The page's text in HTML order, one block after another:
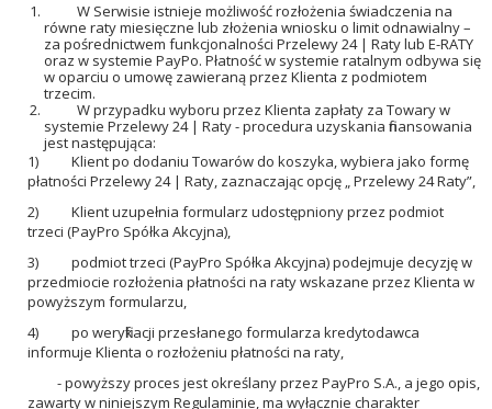
W Serwisie istnieje możliwość rozłożenia świadczenia na
równe raty miesięczne lub złożenia wniosku o limit odnawialny –
za pośrednictwem funkcjonalności Przelewy 24 | Raty lub E-RATY
oraz w systemie PayPo. Płatność w systemie ratalnym odbywa się
w oparciu o umowę zawieraną przez Klienta z podmiotem
trzecim.
W przypadku wyboru przez Klienta zapłaty za Towary w
systemie Przelewy 24 | Raty - procedura uzyskania finansowania
jest następująca:
1)
Klient po dodaniu Towarów do koszyka, wybiera jako formę
płatności Przelewy 24 | Raty, zaznaczając opcję „ Przelewy 24 Raty”,
2)
Klient uzupełnia formularz udostępniony przez podmiot
trzeci (PayPro Spółka Akcyjna),
3)
podmiot trzeci (PayPro Spółka Akcyjna) podejmuje decyzję w
przedmiocie rozłożenia płatności na raty wskazane przez Klienta w
powyższym formularzu,
4)
po weryfikacji przesłanego formularza kredytodawca
informuje Klienta o rozłożeniu płatności na raty,
- powyższy proces jest określany przez PayPro S.A., a jego opis,
zawarty w niniejszym Regulaminie, ma wyłącznie charakter